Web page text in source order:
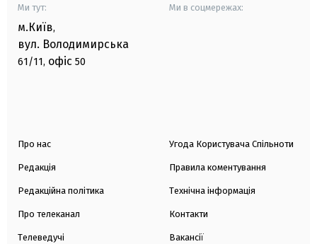
Ми тут:
м.Київ,
вул. Володимирська
61/11, офіс 50
Ми в соцмережах:
Про нас
Редакція
Редакційна політика
Про телеканал
Телеведучі
Угода Користувача Спільноти
Правила коментування
Технічна інформація
Контакти
Вакансії